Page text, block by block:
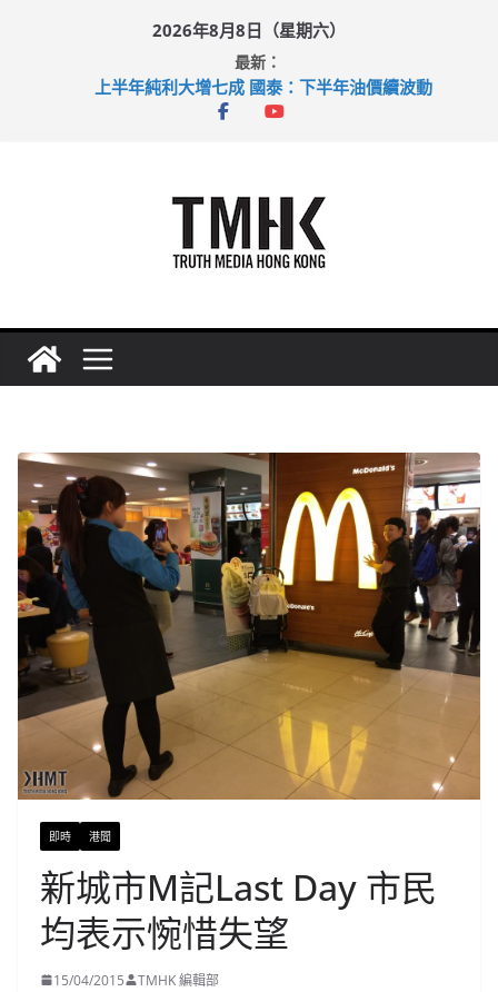
2026年8月8日（星期六）
最新：
上半年純利大增七成 國泰：下半年油價續波動
拜仁熱身賽挫維拉 啟德主場館奪錦標
即時 港聞
新城市M記Last Day 市民
均表示惋惜失望
15/04/2015 TMHK 編輯部